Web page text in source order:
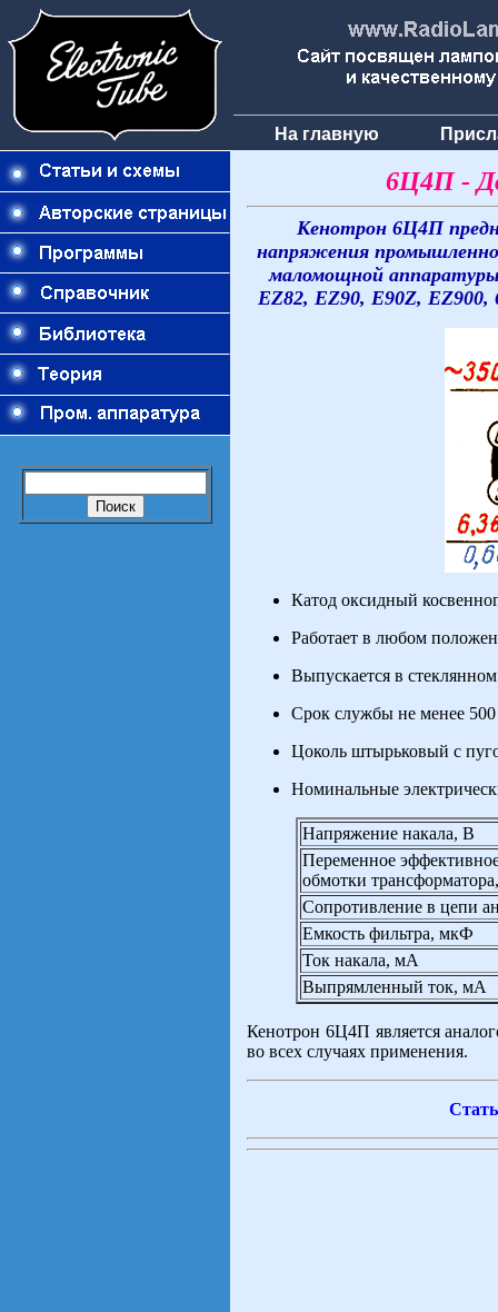
На главную
6Ц4П -
Кенотрон 6Ц4П
напряжения
маломощной
EZ82, EZ90, E90Z, EZ900,
Катод оксидный
Работает в любом
Выпускается в
Срок службы не менее 500
Цоколь штырьковый с
Номинальные
Напряжение накала, В
Переменное
обмотки
Сопротивление в цепи
Емкость фильтра, мкФ
Ток накала, мА
Выпрямленный ток, мА
Кенотрон 6Ц4П является
во всех случаях применения.